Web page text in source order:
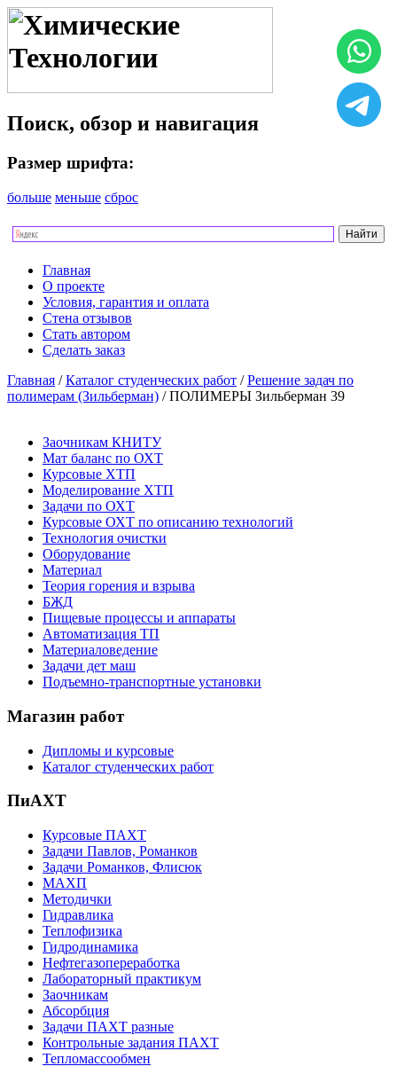
Поиск, обзор и навигация
Размер шрифта:
больше меньше сброс
Главная
О проекте
Условия, гарантия и оплата
Стена отзывов
Стать автором
Сделать заказ
Главная /Каталог студенческих работ /Решение задач по
полимерам (Зильберман) / ПОЛИМЕРЫ Зильберман 39
Заочникам КНИТУ
Мат баланс по ОХТ
Курсовые ХТП
Моделирование ХТП
Задачи по ОХТ
Курсовые ОХТ по описанию технологий
Технология очистки
Оборудование
Материал
Теория горения и взрыва
БЖД
Пищевые процессы и аппараты
Автоматизация ТП
Материаловедение
Задачи дет маш
Подъемно-транспортные установки
Магазин работ
Дипломы и курсовые
Каталог студенческих работ
ПиАХТ
Курсовые ПАХТ
Задачи Павлов, Романков
Задачи Романков, Флисюк
МАХП
Методички
Гидравлика
Теплофизика
Гидродинамика
Нефтегазопереработка
Лабораторный практикум
Заочникам
Абсорбция
Задачи ПАХТ разные
Контрольные задания ПАХТ
Тепломассообмен